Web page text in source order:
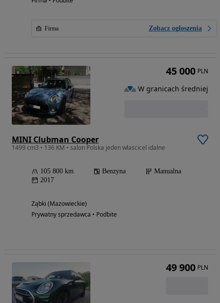
Firma Zobacz ogłoszenia
MINI Clubman Cooper
1499 cm3 • 136 KM • salon Polska jeden włascicel idalne
105 800 km Benzyna
Manualna
2017
Ząbki (Mazowieckie)
Prywatny sprzedawca • Podbite
45 000 PLN
W granicach średniej
49 900 PLN